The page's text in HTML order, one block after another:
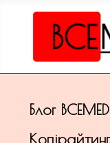
Блог